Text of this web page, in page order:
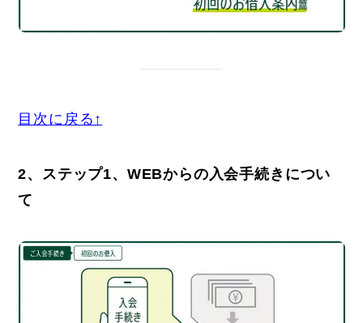
目次に戻る↑
2、ステップ1、WEBからの入会手続きについ
て